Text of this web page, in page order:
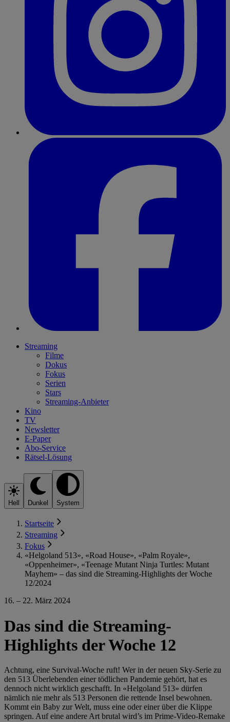
Streaming
Filme
Dokus
Fokus
Serien
Stars
Streaming-Anbieter
Kino
TV
Newsletter
E-Paper
Abo-Service
Rätsel-Lösung
Hell Dunkel System
Startseite
Streaming
Fokus
«Helgoland 513», «Road House», «Palm Royale»,
«Oppenheimer», «Teenage Mutant Ninja Turtles: Mutant
Mayhem» – das sind die Streaming-Highlights der Woche
12/2024
16. – 22. März 2024
Das sind die Streaming-
Highlights der Woche 12
Achtung, eine Survival-Woche ruft! Wer in der neuen Sky-Serie zu
den 513 Überlebenden einer tödlichen Pandemie gehört, hat es
dennoch nicht wirklich geschafft. In «Helgoland 513» dürfen
nämlich nie mehr als 513 Personen die rettende Insel bewohnen.
Kommt ein Baby zur Welt, muss eine oder einer über die Klippe
springen. Auf eine andere Art brutal wird’s im Prime-Video-Remake